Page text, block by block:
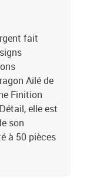
fait
Ailé de
Finition
elle est
son
à 50 pièces